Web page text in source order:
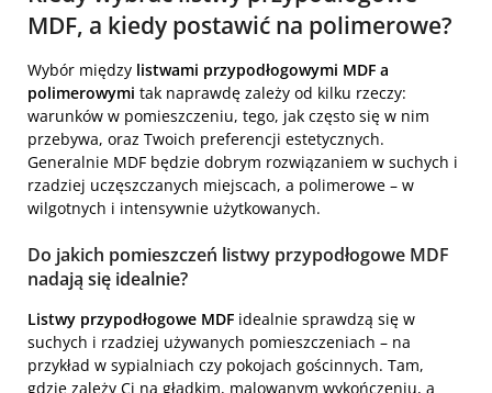
MDF, a kiedy postawić na polimerowe?
Wybór między listwami przypodłogowymi MDF a
polimerowymi tak naprawdę zależy od kilku rzeczy:
warunków w pomieszczeniu, tego, jak często się w nim
przebywa, oraz Twoich preferencji estetycznych.
Generalnie MDF będzie dobrym rozwiązaniem w suchych i
rzadziej uczęszczanych miejscach, a polimerowe – w
wilgotnych i intensywnie użytkowanych.
Do jakich pomieszczeń listwy przypodłogowe MDF
nadają się idealnie?
Listwy przypodłogowe MDF idealnie sprawdzą się w
suchych i rzadziej używanych pomieszczeniach – na
przykład w sypialniach czy pokojach gościnnych. Tam,
gdzie zależy Ci na gładkim, malowanym wykończeniu, a